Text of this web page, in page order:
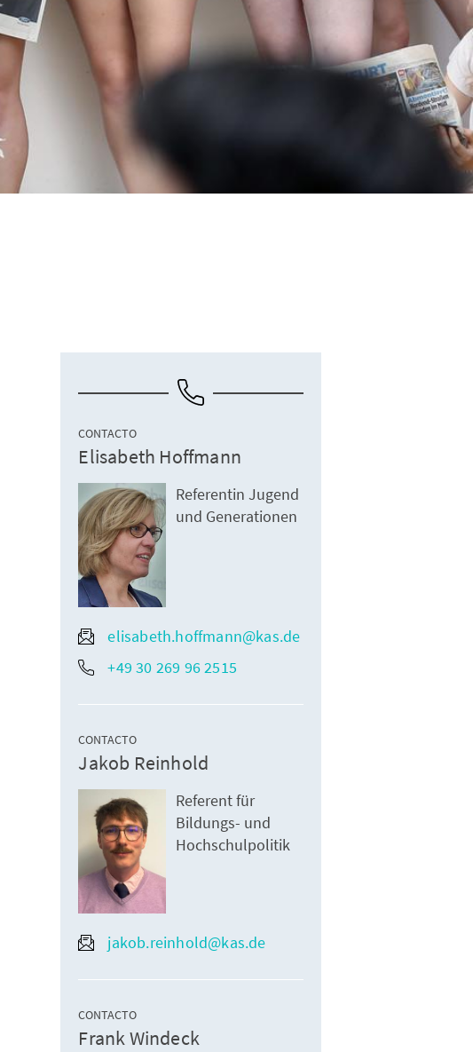
CONTACTO
Elisabeth Hoffmann
Referentin Jugend
und Generationen
elisabeth.hoffmann@kas.de
+49 30 269 96 2515
CONTACTO
Jakob Reinhold
Referent für
Bildungs- und
Hochschulpolitik
jakob.reinhold@kas.de
CONTACTO
Frank Windeck